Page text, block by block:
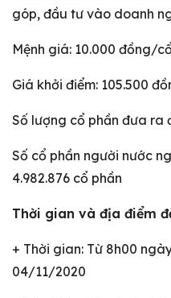
góp, đầu tư vào doanh
Mệnh giá: 10.000 đồng/
Giá khởi điểm: 105.500
Số lượng cổ phần đưa ra
Số cổ phần người nước
4.982.876 cổ phần
Thời gian và địa điểm
+ Thời gian: Từ 8h00
04/11/2020